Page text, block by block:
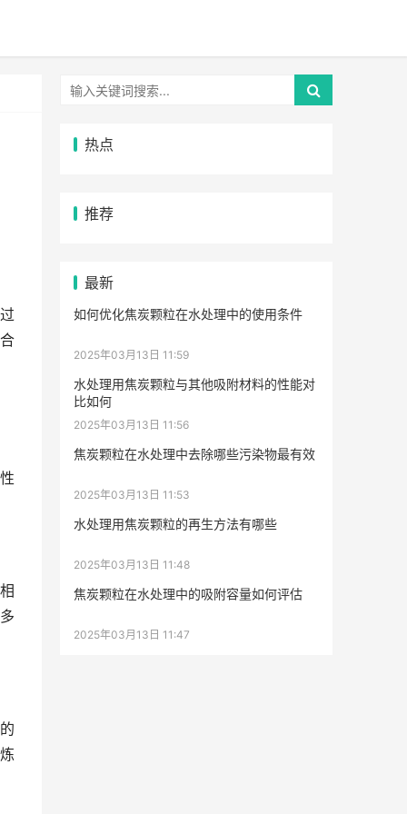
热点
推荐
最新
如何优化焦炭颗粒在水处理中的使用条件
2025年03月13日 11:59
水处理用焦炭颗粒与其他吸附材料的性能对
比如何
2025年03月13日 11:56
焦炭颗粒在水处理中去除哪些污染物最有效
2025年03月13日 11:53
水处理用焦炭颗粒的再生方法有哪些
2025年03月13日 11:48
焦炭颗粒在水处理中的吸附容量如何评估
2025年03月13日 11:47